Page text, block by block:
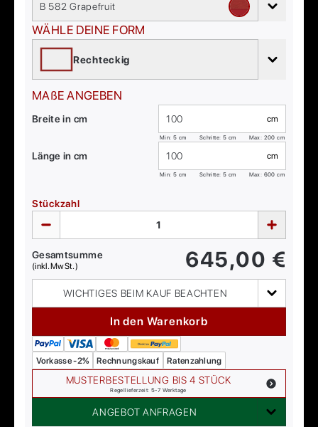
B 582 Grapefruit
WÄHLE DEINE FORM
Rechteckig
MAßE ANGEBEN
Breite in cm cm
Min: 5 cm Schritte: 5 cm Max: 200 cm
Länge in cm cm
Min: 5 cm Schritte: 5 cm Max: 600 cm
Stückzahl
Gesamtsumme
(inkl. MwSt.) 645,00 €
WICHTIGES BEIM KAUF BEACHTEN
In den Warenkorb
Vorkasse -2% Rechnungskauf Ratenzahlung
MUSTERBESTELLUNG BIS 4 STÜCK
Regellieferzeit: 5-7 Werktage
ANGEBOT ANFRAGEN